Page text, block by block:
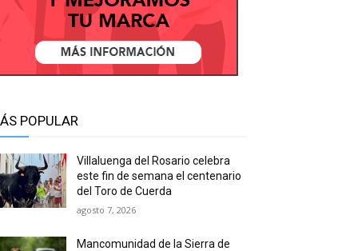
POPULAR
Villaluenga del Rosario celebra
este fin de semana el centenario
del Toro de Cuerda
agosto 7, 2026
Mancomunidad de la Sierra de